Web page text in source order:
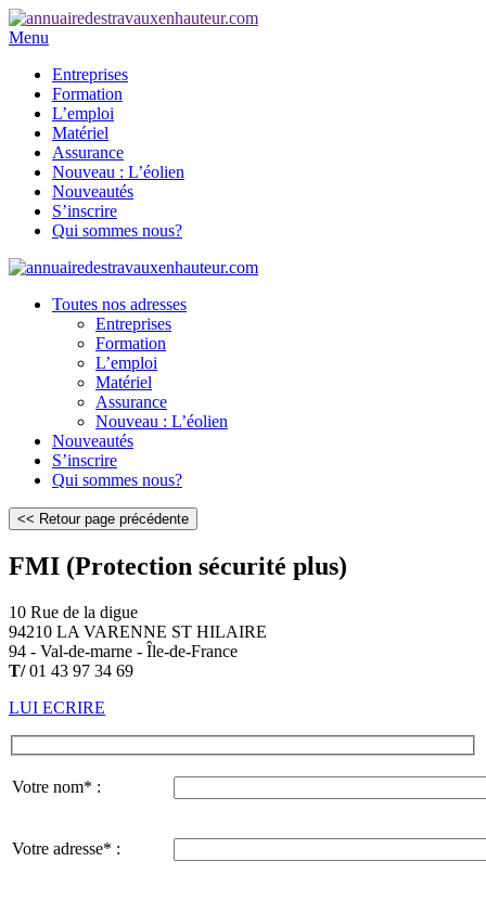
Menu
Entreprises
Formation
L’emploi
Matériel
Assurance
Nouveau : L’éolien
Nouveautés
S’inscrire
Qui sommes nous?
Toutes nos adresses
Entreprises
Formation
L’emploi
Matériel
Assurance
Nouveau : L’éolien
Nouveautés
S’inscrire
Qui sommes nous?
FMI (Protection sécurité plus)
10 Rue de la digue
94210 LA VARENNE ST HILAIRE
94 - Val-de-marne - Île-de-France
T/01 43 97 34 69
LUI ECRIRE
Votre nom* :
Votre adresse* :